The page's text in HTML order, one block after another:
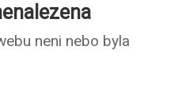
neni nebo byla